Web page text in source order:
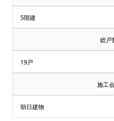
付
中
♪
マ
ン
5階建
総戸
19戸
施工
朝日建物